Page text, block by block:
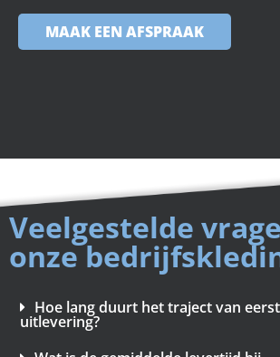
MAAK EEN AFSPRAAK
Veelgestelde
onze
Hoe lang duurt het traject van
uitlevering?